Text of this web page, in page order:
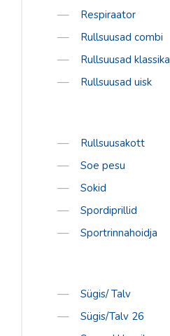
Respiraator
Rullsuusad combi
Rullsuusad klassika
Rullsuusad uisk
Rullsuusakott
Soe pesu
Sokid
Spordiprillid
Sportrinnahoidja
Sügis/ Talv
Sügis/Talv 26